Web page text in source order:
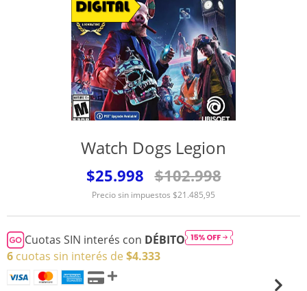
Watch Dogs Legion
$25.998 $102.998
Precio sin impuestos $21.485,95
Cuotas SIN interés con DÉBITO
6 cuotas sin interés de $4.333